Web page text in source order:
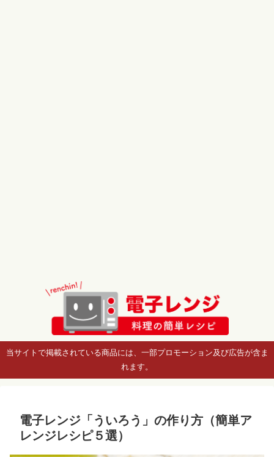
当サイトで掲載されている商品には、一部プロモーション及び広告が含ま
れます。
電子レンジ「ういろう」の作り方（簡単ア
レンジレシピ５選）